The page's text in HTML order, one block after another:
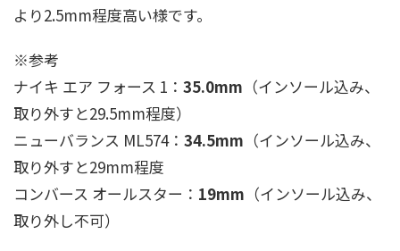
より2.5mm程度高い様です。
※参考
ナイキ エア フォース 1： 35.0mm （インソール込み、
取り外すと29.5mm程度）
ニューバランス ML574： 34.5mm （インソール込み、
取り外すと29mm程度
コンバース オールスター： 19mm （インソール込み、
取り外し不可）